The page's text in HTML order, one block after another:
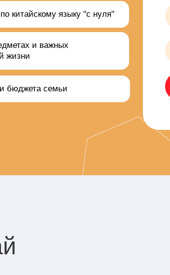
и важных
жизни
китайскому языку "с нуля"
бюджета семьи